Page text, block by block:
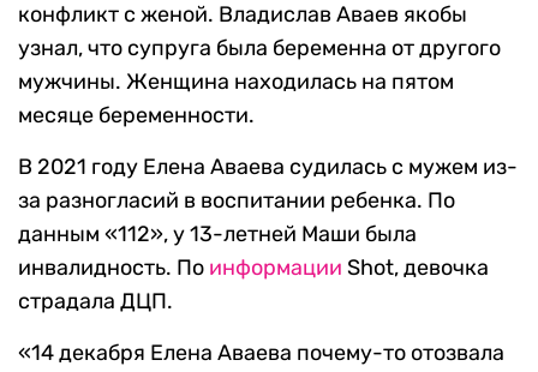
конфликт с женой. Владислав Аваев якобы
узнал, что супруга была беременна от другого
мужчины. Женщина находилась на пятом
месяце беременности.
В 2021 году Елена Аваева судилась с мужем из-
за разногласий в воспитании ребенка. По
данным «112», у 13-летней Маши была
инвалидность. По информации Shot, девочка
страдала ДЦП.
«14 декабря Елена Аваева почему-то отозвала